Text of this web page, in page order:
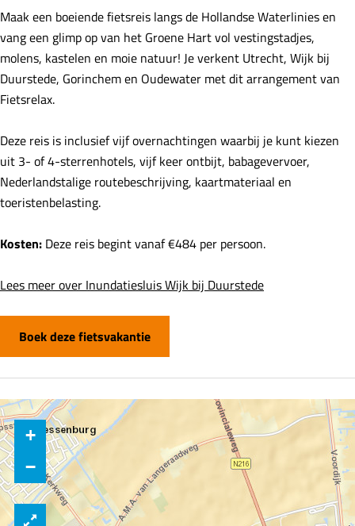
Maak een boeiende fietsreis langs de Hollandse Waterlinies en
vang een glimp op van het Groene Hart vol vestingstadjes,
molens, kastelen en moie natuur! Je verkent Utrecht, Wijk bij
Duurstede, Gorinchem en Oudewater met dit arrangement van
Fietsrelax.
Deze reis is inclusief vijf overnachtingen waarbij je kunt kiezen
uit 3- of 4-sterrenhotels, vijf keer ontbijt, babagevervoer,
Nederlandstalige routebeschrijving, kaartmateriaal en
toeristenbelasting.
Kosten: Deze reis begint vanaf €484 per persoon.
Lees meer over Inundatiesluis Wijk bij Duurstede
Boek deze fietsvakantie
+
−